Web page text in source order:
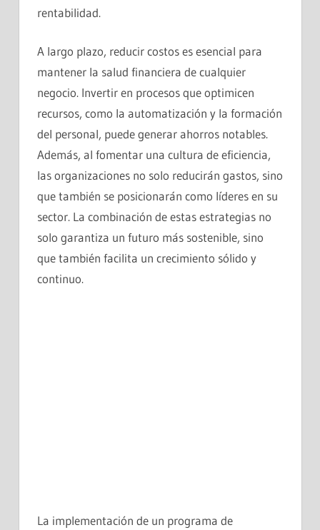
rentabilidad.
A largo plazo, reducir costos es esencial para
mantener la salud financiera de cualquier
negocio. Invertir en procesos que optimicen
recursos, como la automatización y la formación
del personal, puede generar ahorros notables.
Además, al fomentar una cultura de eficiencia,
las organizaciones no solo reducirán gastos, sino
que también se posicionarán como líderes en su
sector. La combinación de estas estrategias no
solo garantiza un futuro más sostenible, sino
que también facilita un crecimiento sólido y
continuo.
La implementación de un programa de